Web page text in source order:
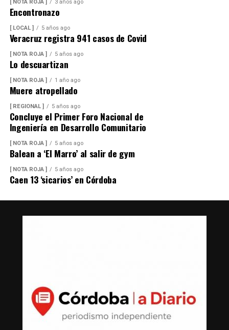
[ NOTA ROJA ] 3 años ago
Encontronazo
[ LOCAL ] 5 años ago
Veracruz registra 941 casos de Covid
[ NOTA ROJA ] 5 años ago
Lo descuartizan
[ NOTA ROJA ] 1 año ago
Muere atropellado
[ REGIONAL ] 5 años ago
Concluye el Primer Foro Nacional de
Ingeniería en Desarrollo Comunitario
[ NOTA ROJA ] 5 años ago
Balean a ‘El Marro’ al salir de gym
[ NOTA ROJA ] 5 años ago
Caen 13 ‘sicarios’ en Córdoba